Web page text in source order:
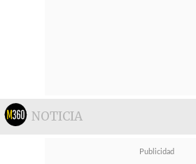
NOTICIA